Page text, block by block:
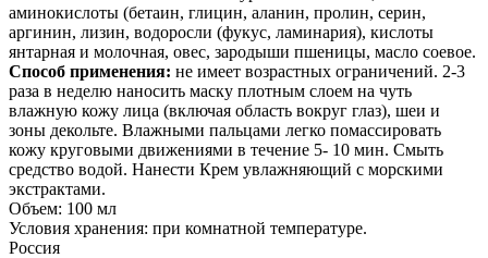
аминокислоты (бетаин, глицин, аланин, пролин, серин,
аргинин, лизин, водоросли (фукус, ламинария), кислоты
янтарная и молочная, овес, зародыши пшеницы, масло соевое.
Способ применения: не имеет возрастных ограничений. 2-3
раза в неделю наносить маску плотным слоем на чуть
влажную кожу лица (включая область вокруг глаз), шеи и
зоны декольте. Влажными пальцами легко помассировать
кожу круговыми движениями в течение 5- 10 мин. Смыть
средство водой. Нанести Крем увлажняющий с морскими
экстрактами.
Объем: 100 мл
Условия хранения: при комнатной температуре.
Россия